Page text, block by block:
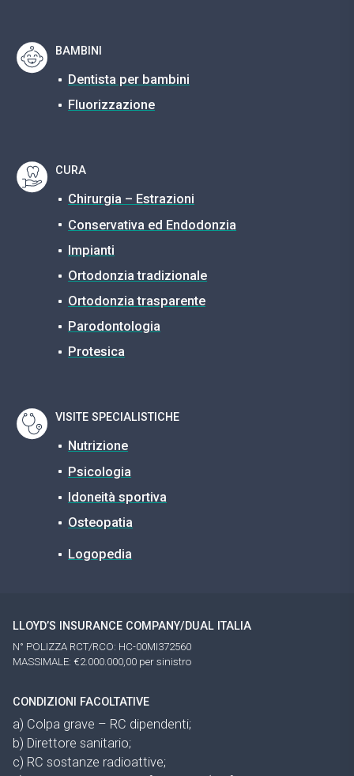
BAMBINI
Dentista per bambini
Fluorizzazione
CURA
Chirurgia – Estrazioni
Conservativa ed Endodonzia
Impianti
Ortodonzia tradizionale
Ortodonzia trasparente
Parodontologia
Protesica
VISITE SPECIALISTICHE
Nutrizione
Psicologia
Idoneità sportiva
Osteopatia
Logopedia
LLOYD’S INSURANCE COMPANY/DUAL ITALIA
N° POLIZZA RCT/RCO: HC-00MI372560
MASSIMALE: €2.000.000,00 per sinistro
CONDIZIONI FACOLTATIVE
a) Colpa grave – RC dipendenti;
b) Direttore sanitario;
c) RC sostanze radioattive;